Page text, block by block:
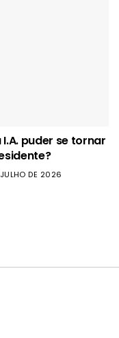
I.A. puder se tornar
DE 2026